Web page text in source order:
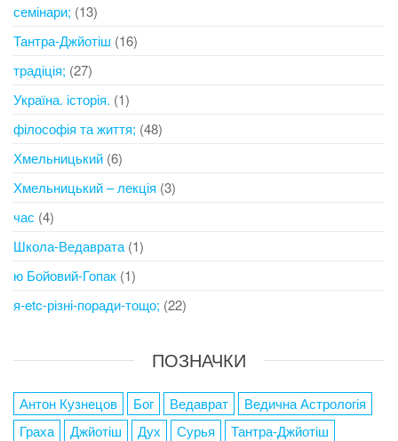
семінари; (13)
Тантра-Джйотіш (16)
традіція; (27)
Україна. історія. (1)
філософія та життя; (48)
Хмельницький (6)
Хмельницький – лекція (3)
час (4)
Школа-Ведаврата (1)
ю Бойовий-Гопак (1)
я-etc-різні-поради-тощо; (22)
ПОЗНАЧКИ
Антон Кузнецов Бог Ведаврат
Ведична Астрологія
Граха
Джйотіш Дух Сурья
Тантра-Джйотіш